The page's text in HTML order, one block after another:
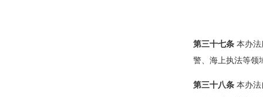
第三十七条本办法
警、海上执法等领
第三十八条本办法